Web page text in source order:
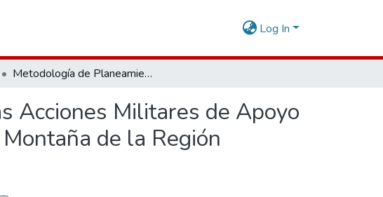
Log In
Metodología de Planeamiento Militar Frente a las Acciones Militares de Apoyo al Control del Orden Interno de la 5ª Brigada de Montaña de la Región Apurímac, 2020
Acciones Militares de Apoyo
de la Región